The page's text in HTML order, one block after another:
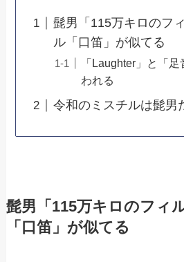
髭男「115万キロのフ
ル「口笛」が似てる
「Laughter」と「
われる
令和のミスチルは髭男
髭男「115万キロのフィ
「口笛」が似てる